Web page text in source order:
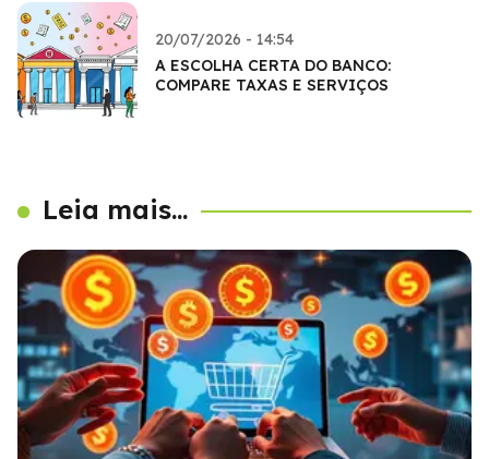
20/07/2026 - 14:54
A ESCOLHA CERTA DO BANCO:
COMPARE TAXAS E SERVIÇOS
Leia mais...